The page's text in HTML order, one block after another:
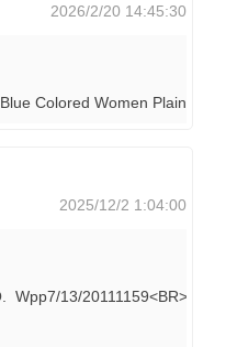
2026/2/20 14:45:30
Colored Women Plain
2025/12/2 1:04:00
Wpp7/13/20111159<BR>$